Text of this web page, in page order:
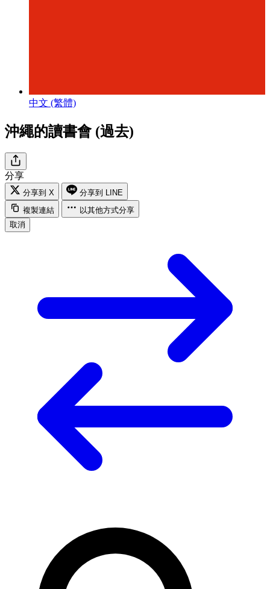
中文 (繁體)
沖繩的讀書會 (過去)
分享
分享到 X
分享到 LINE
複製連結
以其他方式分享
取消